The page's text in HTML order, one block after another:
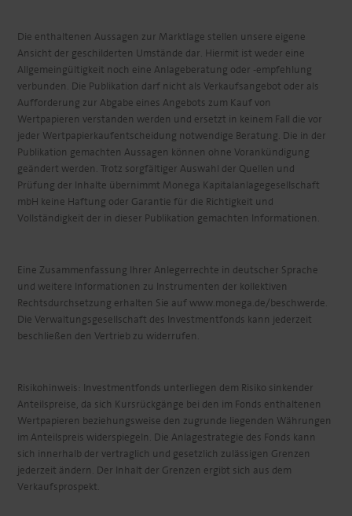
Die enthaltenen Aussagen zur Marktlage stellen unsere eigene
Ansicht der geschilderten Umstände dar. Hiermit ist weder eine
Allgemeingültigkeit noch eine Anlageberatung oder -empfehlung
verbunden. Die Publikation darf nicht als Verkaufsangebot oder als
Aufforderung zur Abgabe eines Angebots zum Kauf von
Wertpapieren verstanden werden und ersetzt in keinem Fall die vor
jeder Wertpapierkaufentscheidung notwendige Beratung. Die in der
Publikation gemachten Aussagen können ohne Vorankündigung
geändert werden. Trotz sorgfältiger Auswahl der Quellen und
Prüfung der Inhalte übernimmt Monega Kapitalanlagegesellschaft
mbH keine Haftung oder Garantie für die Richtigkeit und
Vollständigkeit der in dieser Publikation gemachten Informationen.
Eine Zusammenfassung Ihrer Anlegerrechte in deutscher Sprache
und weitere Informationen zu Instrumenten der kollektiven
Rechtsdurchsetzung erhalten Sie auf www.monega.de/beschwerde.
Die Verwaltungsgesellschaft des Investmentfonds kann jederzeit
beschließen den Vertrieb zu widerrufen.
Risikohinweis: Investmentfonds unterliegen dem Risiko sinkender
Anteilspreise, da sich Kursrückgänge bei den im Fonds enthaltenen
Wertpapieren beziehungsweise den zugrunde liegenden Währungen
im Anteilspreis widerspiegeln. Die Anlagestrategie des Fonds kann
sich innerhalb der vertraglich und gesetzlich zulässigen Grenzen
jederzeit ändern. Der Inhalt der Grenzen ergibt sich aus dem
Verkaufsprospekt.